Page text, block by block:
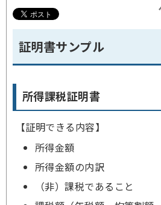
証明書サンプル
所得課税証明書
【証明できる内容】
所得金額
所得金額の内訳
（非）課税であること